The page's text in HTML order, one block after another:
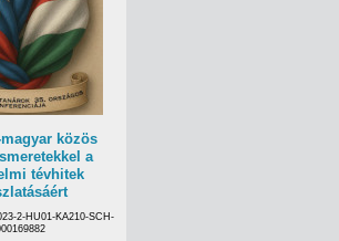
közös
a
tévhitek
2-HU01-KA210-SCH-